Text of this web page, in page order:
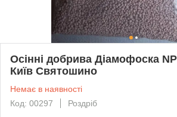
Осінні добрива Діамофоска
Київ Святошино
Немає в наявності
Код: 00297
Роздріб